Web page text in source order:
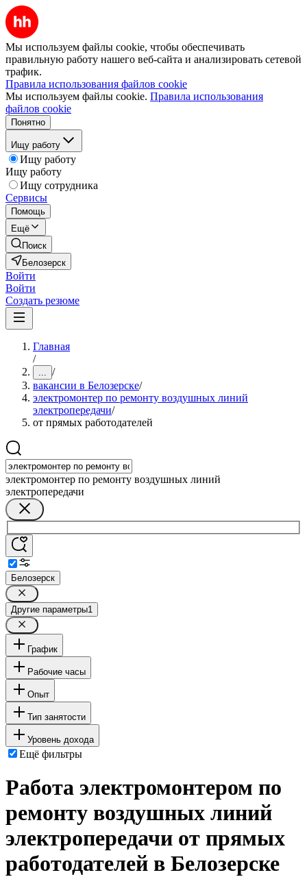
Мы используем файлы cookie, чтобы обеспечивать
правильную работу нашего веб-сайта и анализировать сетевой
трафик.
Правила использования файлов cookie
Мы используем файлы cookie. Правила использования
файлов cookie
Понятно
Ищу работу
Ищу работу
Ищу работу
Ищу сотрудника
Сервисы
Помощь
Ещё
Поиск
Белозерск
Войти
Войти
Создать резюме
Главная
/
... /
вакансии в Белозерске/
электромонтер по ремонту воздушных линий
электропередачи/
от прямых работодателей
электромонтер по ремонту воздушных линий
электропередачи
Белозерск
Другие параметры1
График
Рабочие часы
Опыт
Тип занятости
Уровень дохода
Ещё фильтры
Работа электромонтером по
ремонту воздушных линий
электропередачи от прямых
работодателей в Белозерске